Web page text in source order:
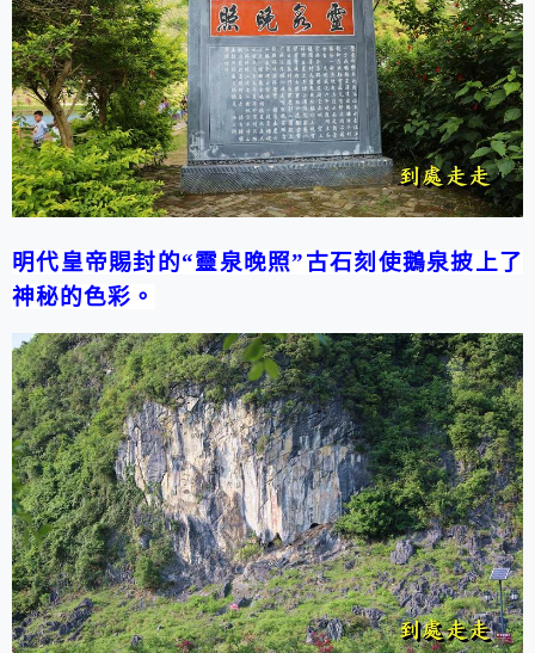
明代皇帝賜封的“靈泉晚照”古石刻使鵝泉披上了
神秘的色彩。